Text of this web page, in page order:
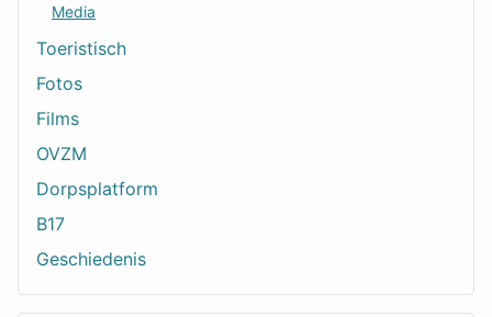
Media
Toeristisch
Fotos
Films
OVZM
Dorpsplatform
B17
Geschiedenis